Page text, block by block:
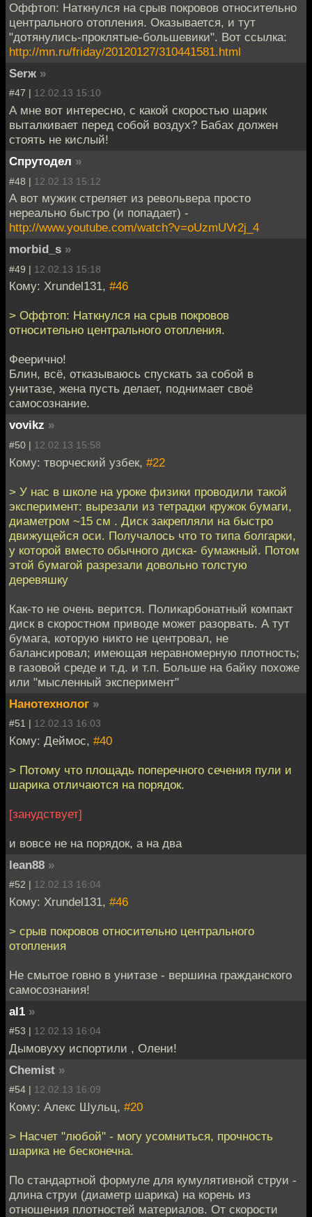
Оффтоп: Наткнулся на срыв покровов относительно
центрального отопления. Оказывается, и тут
"дотянулись-проклятые-большевики". Вот ссылка:
http://mn.ru/friday/20120127/310441581.html
Serж »
#47 | 12.02.13 15:10
А мне вот интересно, с какой скоростью шарик
выталкивает перед собой воздух? Бабах должен
стоять не кислый!
Спрутодел »
#48 | 12.02.13 15:12
А вот мужик стреляет из револьвера просто
нереально быстро (и попадает) -
http://www.youtube.com/watch?v=oUzmUVr2j_4
morbid_s »
#49 | 12.02.13 15:18
Кому: Xrundel131, #46
> Оффтоп: Наткнулся на срыв покровов
относительно центрального отопления.
Феерично!
Блин, всё, отказываюсь спускать за собой в
унитазе, жена пусть делает, поднимает своё
самосознание.
vovikz »
#50 | 12.02.13 15:58
Кому: творческий узбек, #22
> У нас в школе на уроке физики проводили такой
эксперимент: вырезали из тетрадки кружок бумаги,
диаметром ~15 см . Диск закрепляли на быстро
движущейся оси. Получалось что то типа болгарки,
у которой вместо обычного диска- бумажный. Потом
этой бумагой разрезали довольно толстую
деревяшку
Как-то не очень верится. Поликарбонатный компакт
диск в скоростном приводе может разорвать. А тут
бумага, которую никто не центровал, не
балансировал; имеющая неравномерную плотность;
в газовой среде и т.д. и т.п. Больше на байку похоже
или "мысленный эксперимент"
Нанотехнолог »
#51 | 12.02.13 16:03
Кому: Деймос, #40
> Потому что площадь поперечного сечения пули и
шарика отличаются на порядок.
[занудствует]
и вовсе не на порядок, а на два
lean88 »
#52 | 12.02.13 16:04
Кому: Xrundel131, #46
> срыв покровов относительно центрального
отопления
Не смытое говно в унитазе - вершина гражданского
самосознания!
al1 »
#53 | 12.02.13 16:04
Дымовуху испортили , Олени!
Chemist »
#54 | 12.02.13 16:09
Кому: Алекс Шульц, #20
> Насчет "любой" - могу усомниться, прочность
шарика не бесконечна.
По стандартной формуле для кумулятивной струи -
длина струи (диаметр шарика) на корень из
отношения плотностей материалов. От скорости